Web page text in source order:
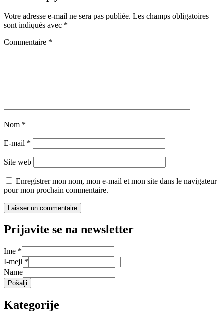
Votre adresse e-mail ne sera pas publiée. Les champs obligatoires
sont indiqués avec *
Commentaire *
Nom *
E-mail *
Site web
Enregistrer mon nom, mon e-mail et mon site dans le navigateur
pour mon prochain commentaire.
Prijavite se na newsletter
Ime *
I-mejl *
Name
Pošalji
Kategorije